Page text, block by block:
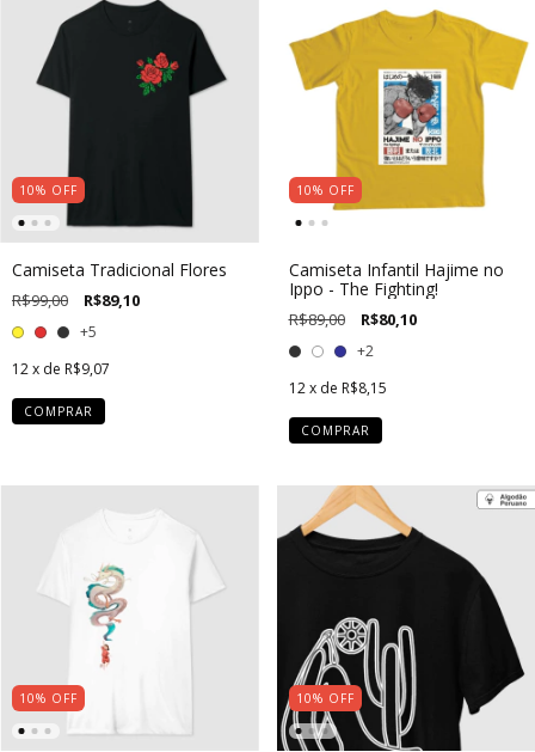
10% OFF
Camiseta Tradicional Flores
R$99,00 R$89,10
+5
12x de R$9,07
COMPRAR
10% OFF
Camiseta Infantil Hajime no
Ippo - The Fighting!
R$89,00 R$80,10
+2
12 x de R$8,15
COMPRAR
10% OFF 10% OFF